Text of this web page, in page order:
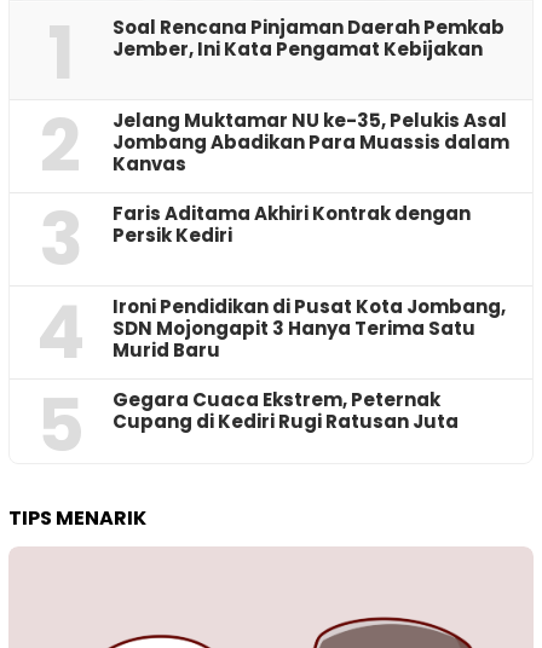
1
‎Soal Rencana Pinjaman Daerah Pemkab
Jember, Ini Kata Pengamat Kebijakan ‎
2
Jelang Muktamar NU ke-35, Pelukis Asal
Jombang Abadikan Para Muassis dalam
Kanvas
3
Faris Aditama Akhiri Kontrak dengan
Persik Kediri
4
Ironi Pendidikan di Pusat Kota Jombang,
SDN Mojongapit 3 Hanya Terima Satu
Murid Baru
5
‎Gegara Cuaca Ekstrem, Peternak
Cupang di Kediri Rugi Ratusan Juta
TIPS MENARIK